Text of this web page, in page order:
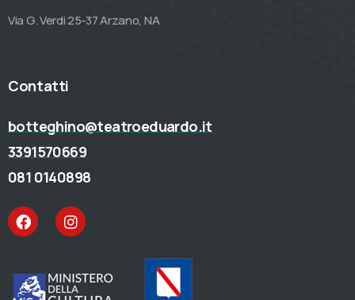
Via G. Verdi 25-37 Arzano, NA
Contatti
botteghino@teatroeduardo.it
3391570669
081 0140898